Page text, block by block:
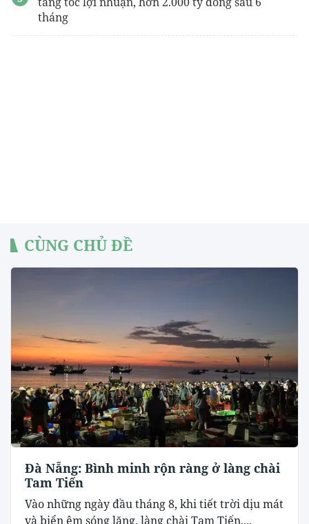
tháng
CÙNG CHỦ ĐỀ
Đà Nẵng: Bình minh rộn ràng ở làng chài
Tam Tiến
Vào những ngày đầu tháng 8, khi tiết trời dịu mát
và biển êm sóng lặng, làng chài Tam Tiến,...